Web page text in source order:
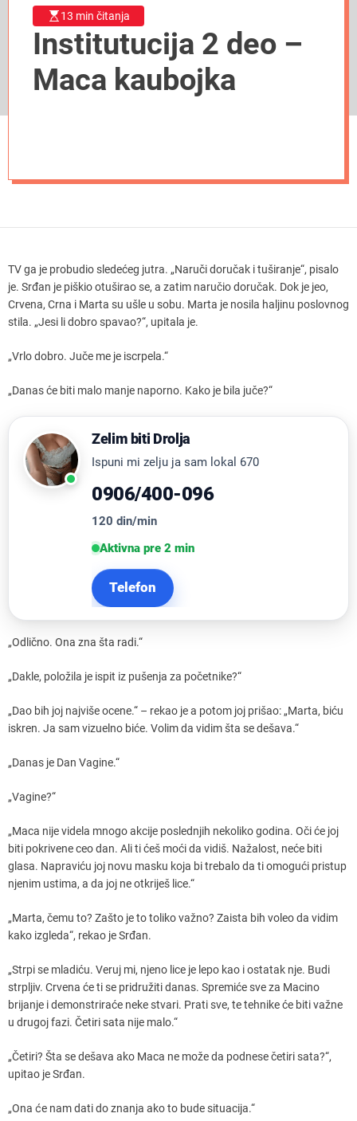
13 min čitanja
Institutucija 2 deo –
Maca kaubojka
TV ga je probudio sledećeg jutra. „Naruči doručak i tuširanje“, pisalo
je. Srđan je piškio otuširao se, a zatim naručio doručak. Dok je jeo,
Crvena, Crna i Marta su ušle u sobu. Marta je nosila haljinu poslovnog
stila. „Jesi li dobro spavao?“, upitala je.
„Vrlo dobro. Juče me je iscrpela.“
„Danas će biti malo manje naporno. Kako je bila juče?“
Zelim biti Drolja
Ispuni mi zelju ja sam lokal 670
0906/400-096
120 din/min
Aktivna pre 2 min
Telefon
„Odlično. Ona zna šta radi.“
„Dakle, položila je ispit iz pušenja za početnike?“
„Dao bih joj najviše ocene.“ – rekao je a potom joj prišao: „Marta, biću
iskren. Ja sam vizuelno biće. Volim da vidim šta se dešava.“
„Danas je Dan Vagine.“
„Vagine?“
„Maca nije videla mnogo akcije poslednjih nekoliko godina. Oči će joj
biti pokrivene ceo dan. Ali ti ćeš moći da vidiš. Nažalost, neće biti
glasa. Napraviću joj novu masku koja bi trebalo da ti omogući pristup
njenim ustima, a da joj ne otkriješ lice.“
„Marta, čemu to? Zašto je to toliko važno? Zaista bih voleo da vidim
kako izgleda“, rekao je Srđan.
„Strpi se mladiću. Veruj mi, njeno lice je lepo kao i ostatak nje. Budi
strpljiv. Crvena će ti se pridružiti danas. Spremiće sve za Macino
brijanje i demonstriraće neke stvari. Prati sve, te tehnike će biti važne
u drugoj fazi. Četiri sata nije malo.“
„Četiri? Šta se dešava ako Maca ne može da podnese četiri sata?“,
upitao je Srđan.
„Ona će nam dati do znanja ako to bude situacija.“